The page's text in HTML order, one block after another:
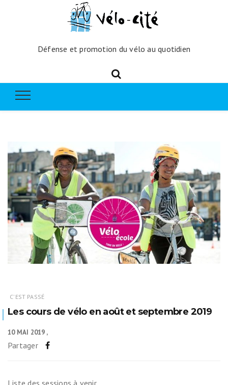
Défense et promotion du vélo au quotidien
C'EST PASSÉ
Les cours de vélo en août et septembre 2019
10 MAI 2019
Partager